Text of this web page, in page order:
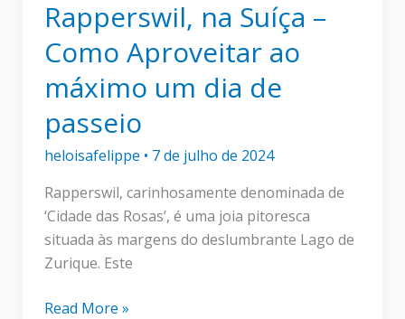
Rapperswil, na Suíça –
Como Aproveitar ao
máximo um dia de
passeio
heloisafelippe • 7 de julho de 2024
Rapperswil, carinhosamente denominada de
‘Cidade das Rosas’, é uma joia pitoresca
situada às margens do deslumbrante Lago de
Zurique. Este
Rapperswil,
Read More »